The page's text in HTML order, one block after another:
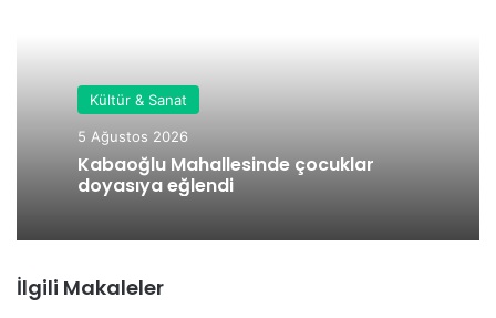
Kültür & Sanat
5 Ağustos 2026
Kabaoğlu Mahallesinde çocuklar
doyasıya eğlendi
İlgili Makaleler